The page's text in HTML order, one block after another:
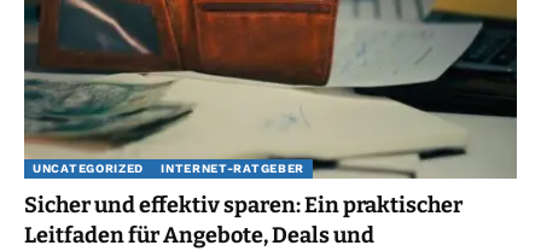
UNCATEGORIZED INTERNET-RATGEBER
Sicher und effektiv sparen: Ein praktischer
Leitfaden für Angebote, Deals und